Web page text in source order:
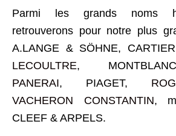
Parmi les grands noms
retrouverons pour notre plus
A.LANGE & SÖHNE,
LECOULTRE,
PANERAI, PIAGET,
VACHERON CONSTANTIN,
CLEEF & ARPELS.